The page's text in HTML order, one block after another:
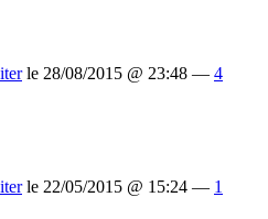
le 28/08/2015 @ 23:48 — 4
le 22/05/2015 @ 15:24 — 1